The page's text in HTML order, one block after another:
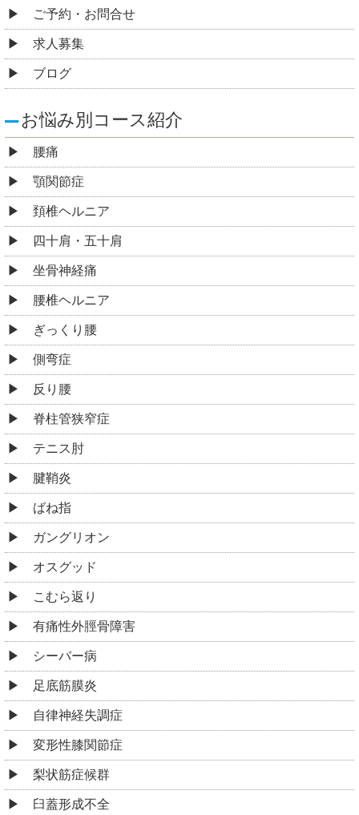
ご予約・お問合せ
求人募集
ブログ
お悩み別コース紹介
腰痛
顎関節症
頚椎ヘルニア
四十肩・五十肩
坐骨神経痛
腰椎ヘルニア
ぎっくり腰
側弯症
反り腰
脊柱管狭窄症
テニス肘
腱鞘炎
ばね指
ガングリオン
オスグッド
こむら返り
有痛性外脛骨障害
シーバー病
足底筋膜炎
自律神経失調症
変形性膝関節症
梨状筋症候群
臼蓋形成不全